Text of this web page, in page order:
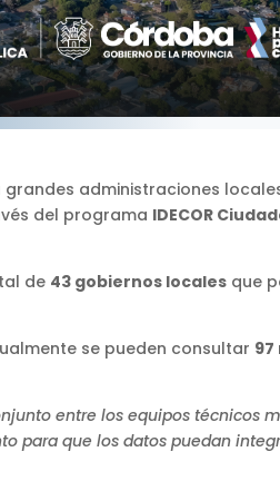
administraciones
del programa IDECOR
de 43 gobiernos locales que
se pueden consultar 97
entre los equipos técnicos
que los datos puedan